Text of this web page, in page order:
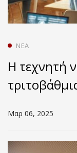
ΝΈΑ
Η τεχνητή
ευκαιρίες,
Μαρ 06, 2025